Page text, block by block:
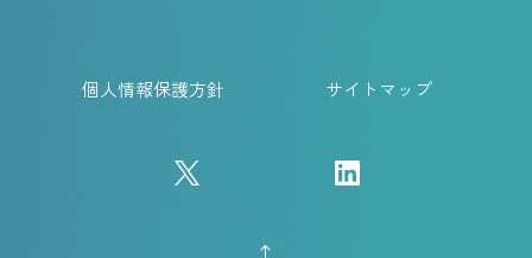
個人情報保護方針 サイトマップ